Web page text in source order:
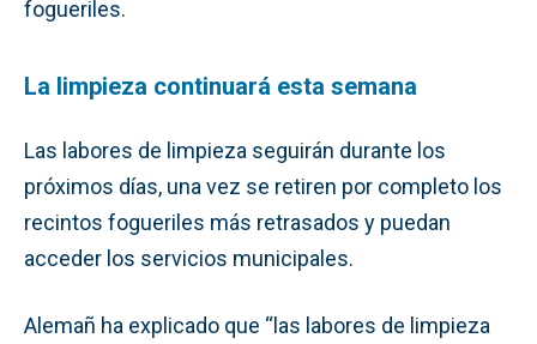
fogueriles.
La limpieza continuará esta semana
Las labores de limpieza seguirán durante los
próximos días, una vez se retiren por completo los
recintos fogueriles más retrasados y puedan
acceder los servicios municipales.
Alemañ ha explicado que “las labores de limpieza